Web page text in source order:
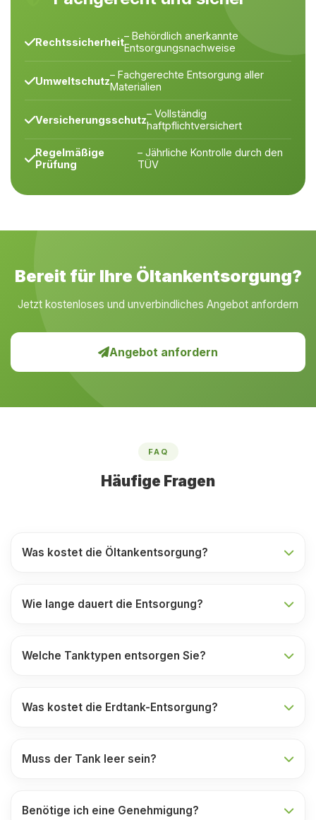
Rechtssicherheit– Behördlich anerkannte
Entsorgungsnachweise
Umweltschutz– Fachgerechte Entsorgung aller
Materialien
Versicherungsschutz– Vollständig
haftpflichtversichert
Regelmäßige
Prüfung
– Jährliche Kontrolle durch den
TÜV
Bereit für Ihre Öltankentsorgung?
Jetzt kostenloses und unverbindliches Angebot anfordern
Angebot anfordern
FAQ
Häufige Fragen
Was kostet die Öltankentsorgung?
Wie lange dauert die Entsorgung?
Welche Tanktypen entsorgen Sie?
Was kostet die Erdtank-Entsorgung?
Muss der Tank leer sein?
Benötige ich eine Genehmigung?